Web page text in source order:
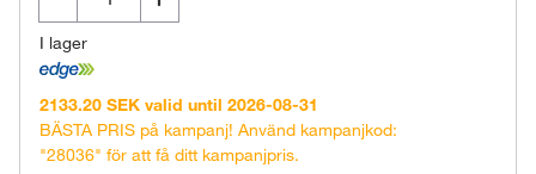
I lager
2133.20 SEK valid until 2026-08-31
BÄSTA PRIS på kampanj! Använd kampanjkod:
"28036" för att få ditt kampanjpris.